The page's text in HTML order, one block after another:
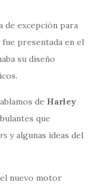
de excepción para
presentada en el
su diseño
de Harley
que
y algunas ideas del
el nuevo motor